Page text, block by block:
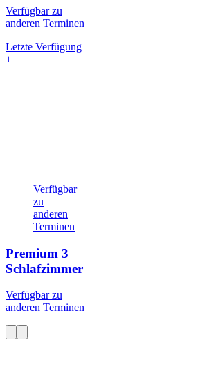
Verfügbar zu
anderen Terminen
Letzte Verfügung
+
Verfügbar
zu
anderen
Terminen
Premium 3
Schlafzimmer
Verfügbar zu
anderen Terminen